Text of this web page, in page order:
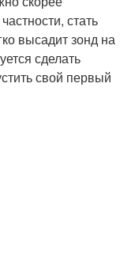
стать
высадит зонд на
сделать
свой первый